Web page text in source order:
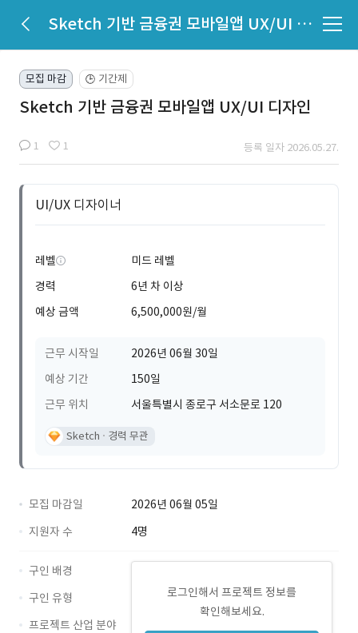
Sketch 기반 금융권 모바일앱 UX/UI 디자인
모집 마감 🕒 기간제
Sketch 기반 금융권 모바일앱 UX/UI 디자인
1 1 등록 일자 2026.05.27.
UI/UX 디자이너
레벨
미드 레벨
경력
6년 차 이상
예상 금액
6,500,000원/월
근무 시작일
2026년 06월 30일
예상 기간
150일
근무 위치
서울특별시 종로구 서소문로 120
Sketch 경력 무관
모집 마감일
2026년 06월 05일
지원자 수
4명
로그인해서 프로젝트 정보를
확인해보세요.
구인 배경
구인 유형
프로젝트 산업 분야